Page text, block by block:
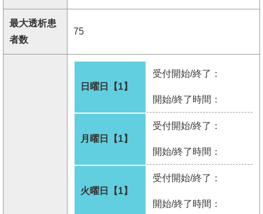
最大透析患
者数
75
日曜日【1】
受付開始/終了：
開始/終了時間：
月曜日【1】
受付開始/終了：
開始/終了時間：
火曜日【1】
受付開始/終了：
開始/終了時間：